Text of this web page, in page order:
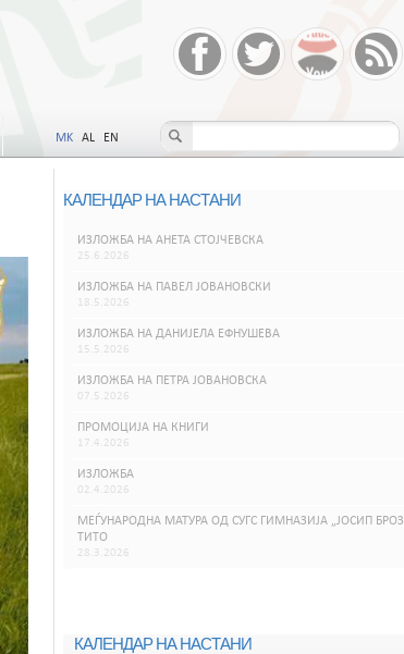
MK AL EN
КАЛЕНДАР НА НАСТАНИ
ИЗЛОЖБА НА АНЕТА СТОЈЧЕВСКА
25.6.2026
ИЗЛОЖБА НА ПАВЕЛ ЈОВАНОВСКИ
18.5.2026
ИЗЛОЖБА НА ДАНИЈЕЛА ЕФНУШЕВА
15.5.2026
ИЗЛОЖБА НА ПЕТРА ЈОВАНОВСКА
07.5.2026
ПРОМОЦИЈА НА КНИГИ
17.4.2026
ИЗЛОЖБА
02.4.2026
МЕЃУНАРОДНА МАТУРА ОД СУГС ГИМНАЗИЈА „ЈОСИП БРОЗ
ТИТО
28.3.2026
КАЛЕНДАР НА НАСТАНИ